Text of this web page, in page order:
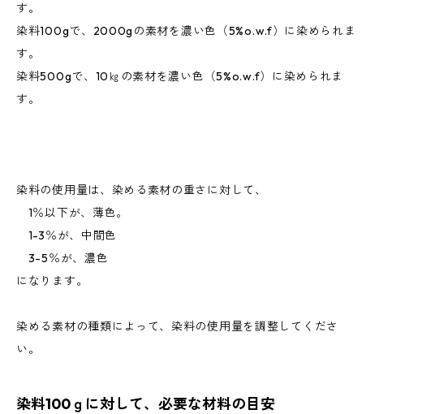
す。
染料100gで、2000gの素材を濃い色（5%o.w.f）に染められま
す。
染料500gで、10㎏の素材を濃い色（5%o.w.f）に染められま
す。
染料の使用量は、染める素材の重さに対して、
1％以下が、薄色。
1-3％が、中間色
3-5％が、濃色
になります。
染める素材の種類によって、染料の使用量を調整してくださ
い。
染料100ｇに対して、必要な材料の目安